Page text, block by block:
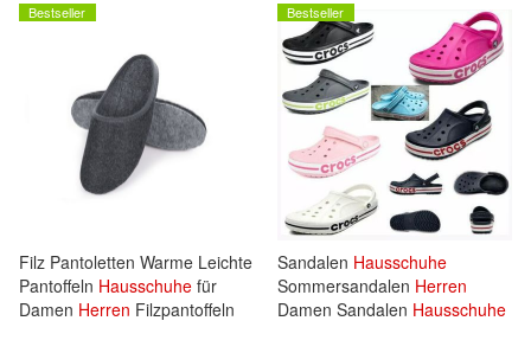
Bestseller
Filz Pantoletten Warme Leichte
Pantoffeln Hausschuhe für
Damen Herren Filzpantoffeln
Bestseller
Sandalen Hausschuhe
Sommersandalen Herren
Damen Sandalen Hausschuhe